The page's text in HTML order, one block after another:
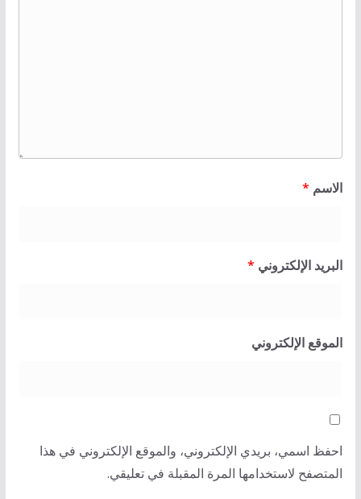
الاسم *
البريد الإلكتروني *
الموقع الإلكتروني
احفظ اسمي، بريدي الإلكتروني، والموقع الإلكتروني في هذا
المتصفح لاستخدامها المرة المقبلة في تعليقي.